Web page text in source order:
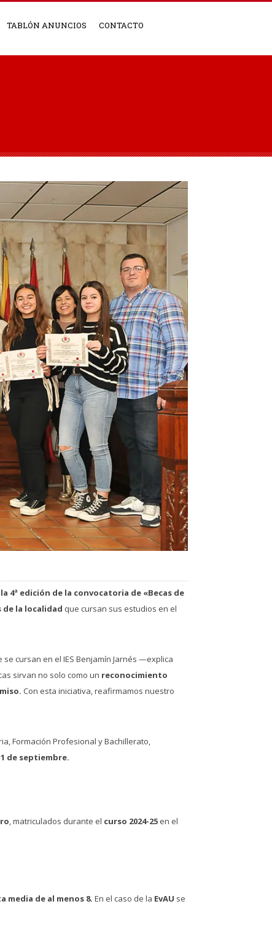
TABLÓN ANUNCIOS CONTACTO
4ª edición de la convocatoria de «Becas de
la localidad que cursan sus estudios en el
cursan en el IES Benjamín Jarnés —explica
sirvan no solo como un reconocimiento
Con esta iniciativa, reafirmamos nuestro
Formación Profesional y Bachillerato,
de septiembre.
, matriculados durante el curso 2024-25 en el
media de al menos 8. En el caso de la EvAU se